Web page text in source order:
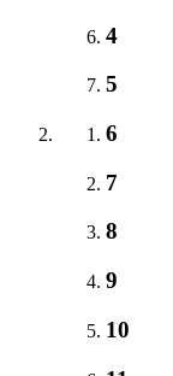
4
5
6
7
8
9
10